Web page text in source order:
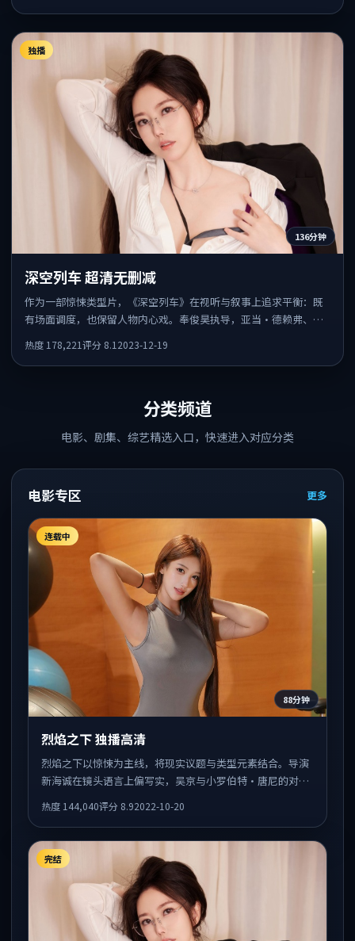
独播
136分钟
深空列车 超清无删减
作为一部惊悚类型片，《深空列车》在视听与叙事上追求平衡：既
有场面调度，也保留人物内心戏。奉俊昊执导，亚当·德赖弗、廖
热度 178,221评分 8.1 2023-12-19
分类频道
电影、剧集、综艺精选入口，快速进入对应分类
电影专区 更多
连载中
88分钟
烈焰之下 独播高清
烈焰之下以惊悚为主线，将现实议题与类型元素结合。导演
新海诚在镜头语言上偏写实，吴京与小罗伯特·唐尼的对手
热度 144,040评分 8.92022-10-20
完结